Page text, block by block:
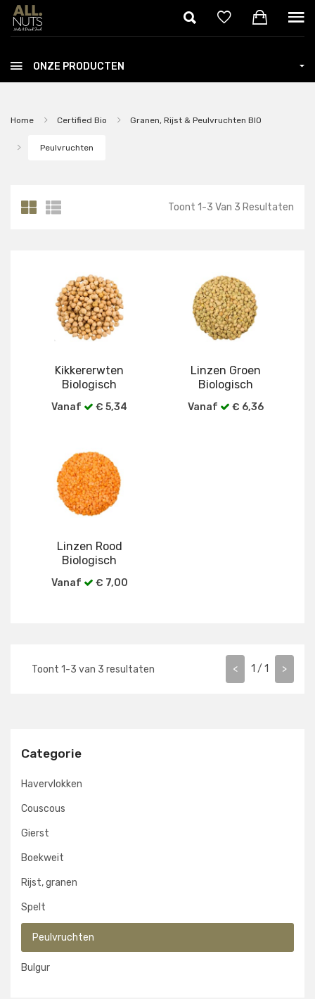
Skip to main content
ONZE PRODUCTEN
Home Certified Bio Granen, Rijst & Peulvruchten BIO
Peulvruchten
Categorie
Havervlokken
Couscous
Gierst
Boekweit
Rijst, granen
Spelt
Peulvruchten
Bulgur
Toont 1-3 Van 3 Resultaten
Kikkererwten
Biologisch
Vanaf € 5,34
Linzen Groen
Biologisch
Vanaf € 6,36
Linzen Rood
Biologisch
Vanaf € 7,00
Toont 1-3 van 3 resultaten < 1 / 1 >